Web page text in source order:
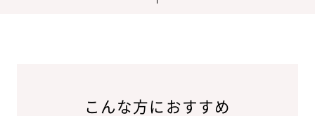
こんな方におすすめ